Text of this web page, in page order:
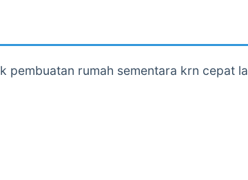
rumah sementara krn cepat